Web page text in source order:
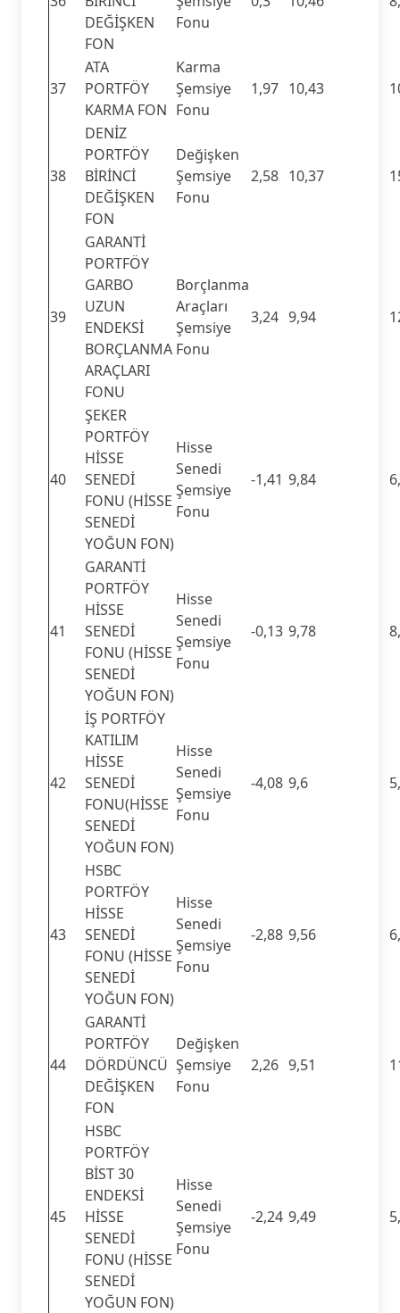
DEĞİŞKEN
FON
Fonu
37
ATA
PORTFÖY
KARMA FON
Karma
Şemsiye
Fonu
1,97 10,43
38
DENİZ
PORTFÖY
BİRİNCİ
DEĞİŞKEN
FON
Değişken
Şemsiye
Fonu
2,58 10,37
39
GARANTİ
PORTFÖY
GARBO
UZUN
ENDEKSİ
BORÇLANMA
ARAÇLARI
FONU
Borçlanma
Araçları
Şemsiye
Fonu
3,24 9,94
40
ŞEKER
PORTFÖY
HİSSE
SENEDİ
FONU (HİSSE
SENEDİ
YOĞUN FON)
Hisse
Senedi
Şemsiye
Fonu
-1,41 9,84
41
GARANTİ
PORTFÖY
HİSSE
SENEDİ
FONU (HİSSE
SENEDİ
YOĞUN FON)
Hisse
Senedi
Şemsiye
Fonu
-0,13 9,78
42
İŞ PORTFÖY
KATILIM
HİSSE
SENEDİ
FONU(HİSSE
SENEDİ
YOĞUN FON)
Hisse
Senedi
Şemsiye
Fonu
-4,08 9,6
43
HSBC
PORTFÖY
HİSSE
SENEDİ
FONU (HİSSE
SENEDİ
YOĞUN FON)
Hisse
Senedi
Şemsiye
Fonu
-2,88 9,56
44
GARANTİ
PORTFÖY
DÖRDÜNCÜ
DEĞİŞKEN
FON
Değişken
Şemsiye
Fonu
2,26 9,51
45
HSBC
PORTFÖY
BİST 30
ENDEKSİ
HİSSE
SENEDİ
FONU (HİSSE
SENEDİ
YOĞUN FON)
Hisse
Senedi
Şemsiye
Fonu
-2,24 9,49